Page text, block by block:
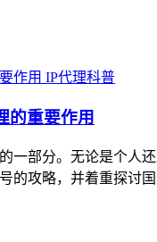
IP代理科普
的重要作用
一部分。无论是个人
的攻略，并着重探讨